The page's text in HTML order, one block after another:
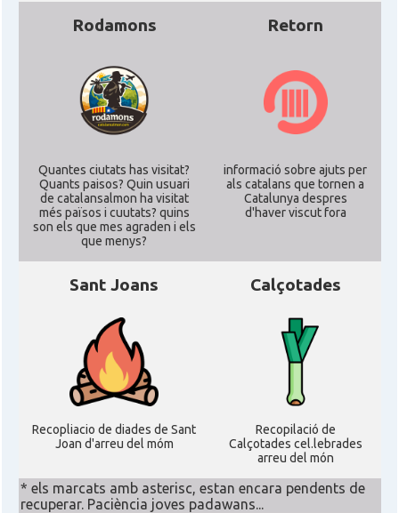
Rodamons
Quantes ciutats has visitat?
Quants paisos? Quin usuari
de catalansalmon ha visitat
més països i cuutats? quins
son els que mes agraden i els
que menys?
Retorn
informació sobre ajuts per
als catalans que tornen a
Catalunya despres
d'haver viscut fora
Sant Joans
Recopliacio de diades de Sant
Joan d'arreu del móm
Calçotades
Recopilació de
Calçotades cel.lebrades
arreu del món
* els marcats amb asterisc, estan encara pendents de
recuperar. Paciència joves padawans...